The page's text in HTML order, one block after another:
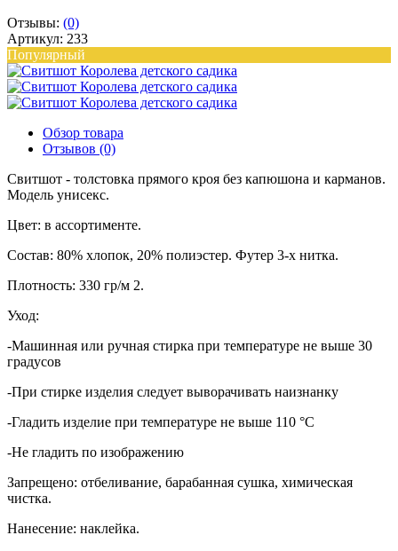
Отзывы: (0)
Артикул: 233
Популярный
Обзор товара
Отзывов (0)
Свитшот - толстовка прямого кроя без капюшона и карманов.
Модель унисекс.
Цвет: в ассортименте.
Состав: 80% хлопок, 20% полиэстер. Футер 3-х нитка.
Плотность: 330 гр/м 2.
Уход:
-Машинная или ручная стирка при температуре не выше 30
градусов
-При стирке изделия следует выворачивать наизнанку
-Гладить изделие при температуре не выше 110 °C
-Не гладить по изображению
Запрещено: отбеливание, барабанная сушка, химическая
чистка.
Нанесение: наклейка.